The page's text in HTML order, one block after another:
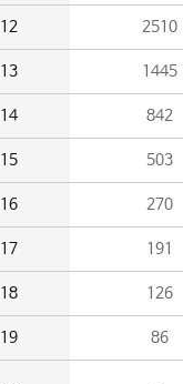
12 2510
13 1445
14 842
15 503
16 270
17 191
18 126
19 86